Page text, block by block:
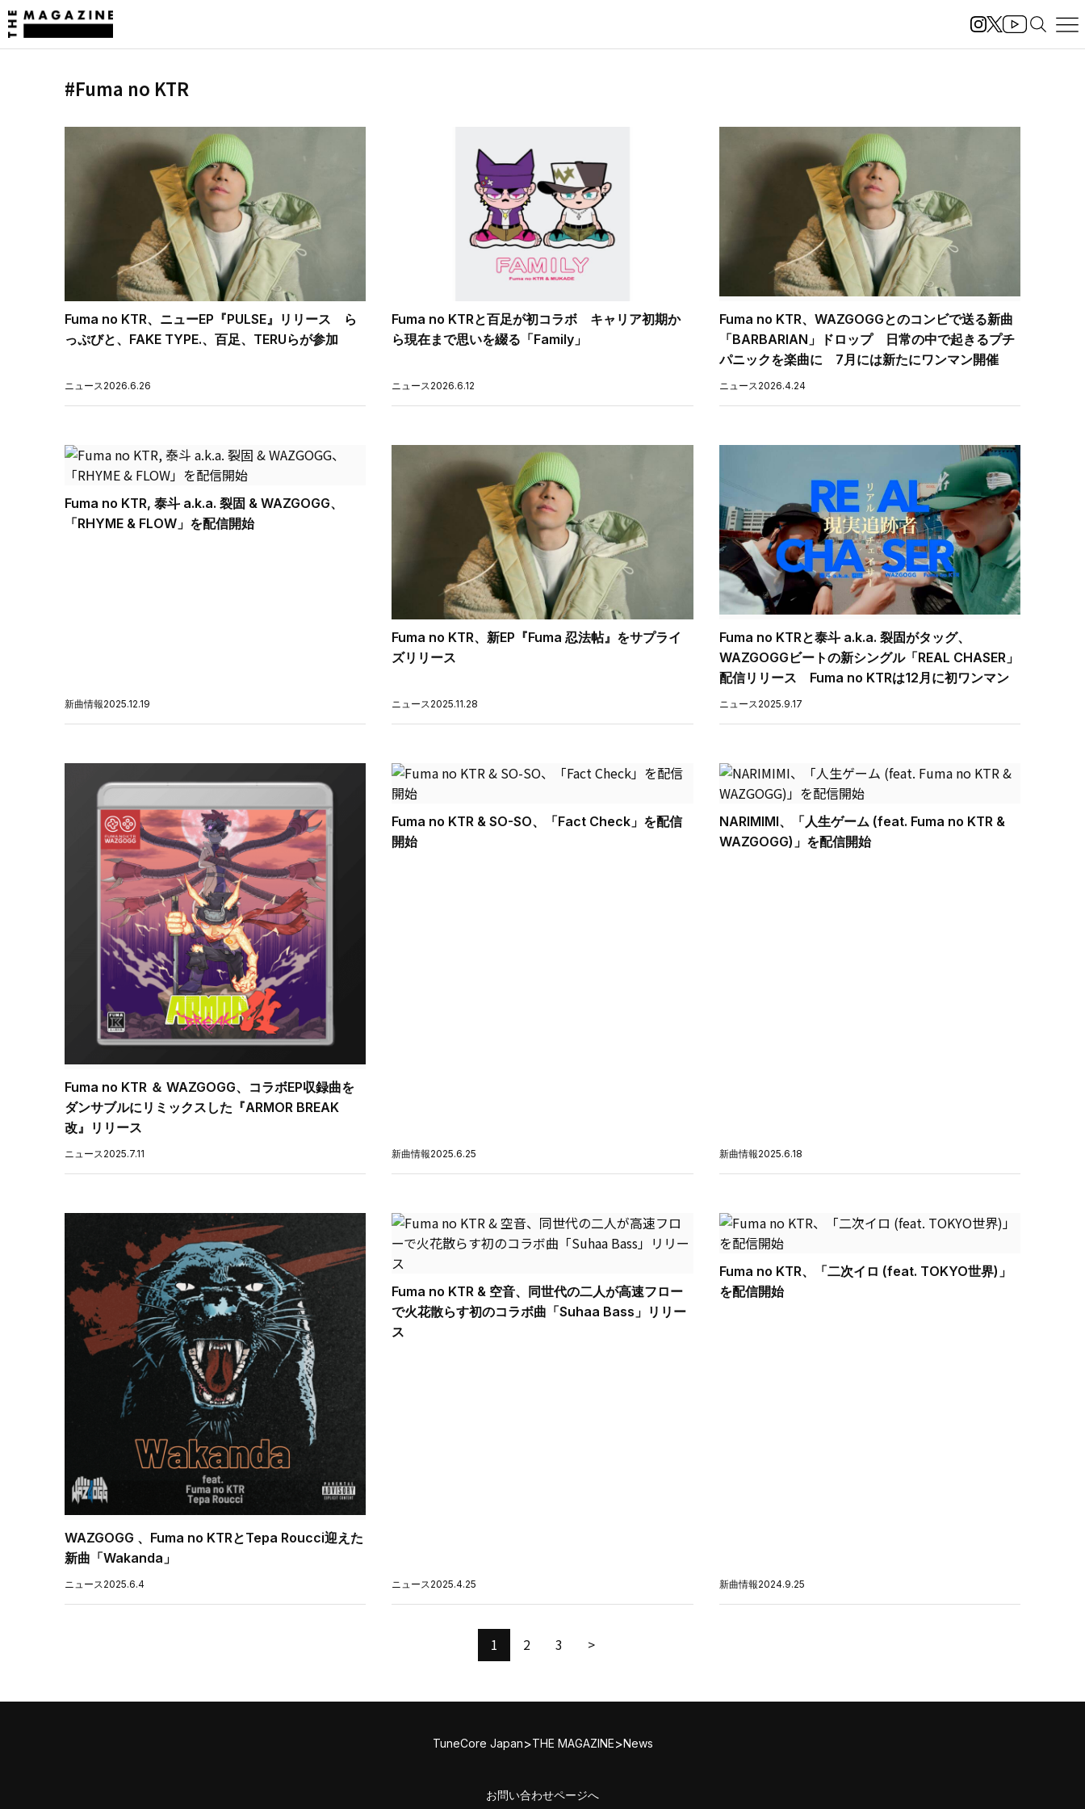
#Fuma no KTR
Fuma no KTR、ニューEP『PULSE』リリース ら
っぷびと、FAKE TYPE.、百足、TERUらが参加
ニュース 2026.6.26
Fuma no KTRと百足が初コラボ キャリア初期か
ら現在まで思いを綴る「Family」
ニュース 2026.6.12
Fuma no KTR、WAZGOGGとのコンビで送る新曲
「BARBARIAN」ドロップ 日常の中で起きるプチ
パニックを楽曲に 7月には新たにワンマン開催
ニュース 2026.4.24
Fuma no KTR, 泰斗 a.k.a. 裂固 & WAZGOGG、
「RHYME & FLOW」を配信開始
新曲情報2025.12.19
Fuma no KTR、新EP『Fuma 忍法帖』をサプライ
ズリリース
ニュース 2025.11.28
Fuma no KTRと泰斗 a.k.a. 裂固がタッグ、
WAZGOGGビートの新シングル「REAL CHASER」
配信リリース Fuma no KTRは12月に初ワンマン
ニュース 2025.9.17
Fuma no KTR ＆ WAZGOGG、コラボEP収録曲を
ダンサブルにリミックスした『ARMOR BREAK
改』リリース
ニュース2025.7.11
Fuma no KTR & SO-SO、「Fact Check」を配信
開始
新曲情報2025.6.25
NARIMIMI、「人生ゲーム (feat. Fuma no KTR &
WAZGOGG)」を配信開始
新曲情報2025.6.18
WAZGOGG 、Fuma no KTRとTepa Roucci迎えた
新曲「Wakanda」
ニュース 2025.6.4
Fuma no KTR & 空音、同世代の二人が高速フロー
で火花散らす初のコラボ曲「Suhaa Bass」リリー
ス
ニュース 2025.4.25
Fuma no KTR、「二次イロ (feat. TOKYO世界)」
を配信開始
新曲情報2024.9.25
1 2 3 >
TuneCore Japan>THE MAGAZINE>News
お問い合わせページへ